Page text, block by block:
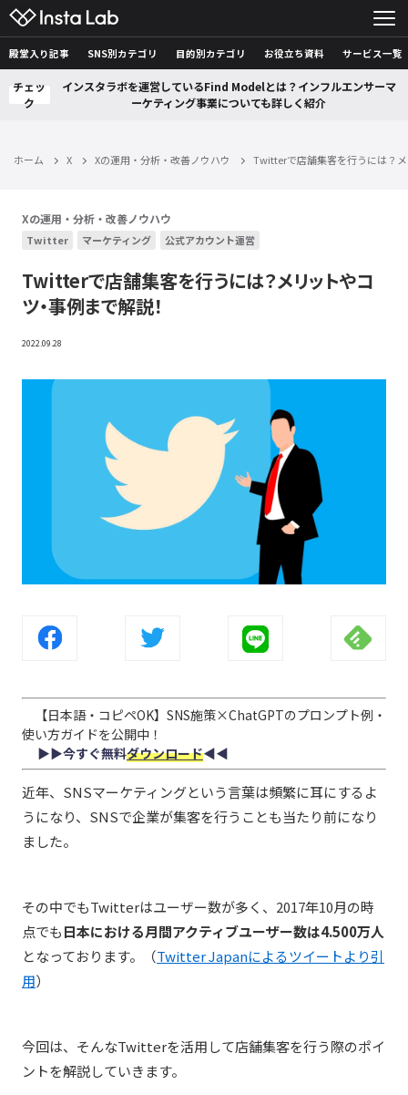
殿堂入り記事 SNS別カテゴリ 目的別カテゴリ お役立ち資料 サービス一覧
チェッ
ク
インスタラボを運営しているFind Modelとは？インフルエンサーマ
ーケティング事業についても詳しく紹介
ホーム X Xの運用・分析・改善ノウハウ Twitterで店舗集客を行うには？
Xの運用・分析・改善ノウハウ
Twitter マーケティング 公式アカウント運営
Twitterで店舗集客を行うには？メリットやコ
ツ・事例まで解説！
2022.09.28
【日本語・コピペOK】SNS施策×ChatGPTのプロンプト例・
使い方ガイドを公開中！
▶︎▶︎今すぐ無料ダウンロード◀︎◀︎
近年、SNSマーケティングという言葉は頻繁に耳にするよ
うになり、SNSで企業が集客を行うことも当たり前になり
ました。
その中でもTwitterはユーザー数が多く、2017年10月の時
点でも日本における月間アクティブユーザー数は4.500万人
となっております。（Twitter Japanによるツイートより引
用）
今回は、そんなTwitterを活用して店舗集客を行う際のポイ
ントを解説していきます。